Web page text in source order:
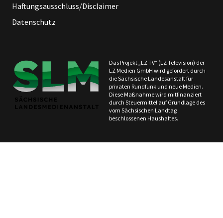
Haftungsausschluss/Disclaimer
Datenschutz
Das Projekt „LZ TV“ (LZ Television) der
LZ Medien GmbH wird gefördert durch
die Sächsische Landesanstalt für
privaten Rundfunk und neue Medien.
Diese Maßnahme wird mitfinanziert
durch Steuermittel auf Grundlage des
vom Sächsischen Landtag
beschlossenen Haushaltes.